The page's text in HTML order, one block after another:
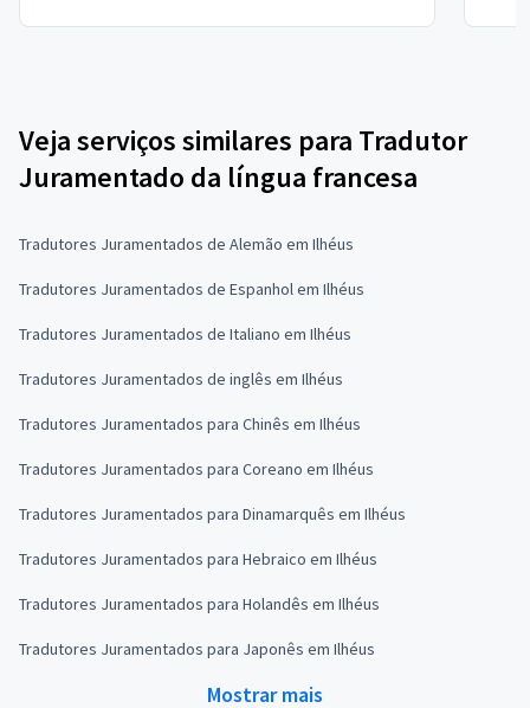
Veja serviços similares para Tradutor
Juramentado da língua francesa
Tradutores Juramentados de Alemão em Ilhéus
Tradutores Juramentados de Espanhol em Ilhéus
Tradutores Juramentados de Italiano em Ilhéus
Tradutores Juramentados de inglês em Ilhéus
Tradutores Juramentados para Chinês em Ilhéus
Tradutores Juramentados para Coreano em Ilhéus
Tradutores Juramentados para Dinamarquês em Ilhéus
Tradutores Juramentados para Hebraico em Ilhéus
Tradutores Juramentados para Holandês em Ilhéus
Tradutores Juramentados para Japonês em Ilhéus
Mostrar mais